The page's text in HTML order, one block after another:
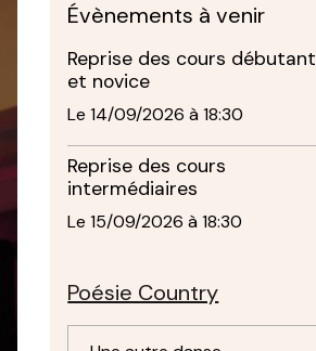
Évènements à venir
Reprise des cours débutant
et novice
Le 14/09/2026 à 18:30
Reprise des cours
intermédiaires
Le 15/09/2026 à 18:30
Poésie Country